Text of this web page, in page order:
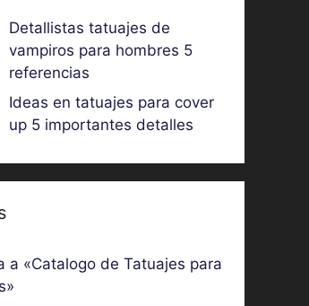
Detallistas tatuajes de
vampiros para hombres 5
referencias
Ideas en tatuajes para cover
up 5 importantes detalles
a «Catalogo de Tatuajes para